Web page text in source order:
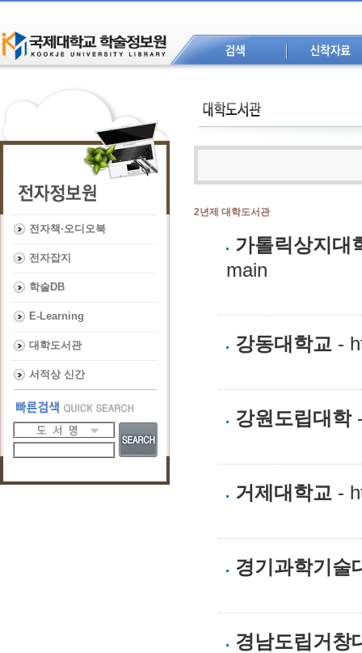
전자책·오디오북
전자잡지
학술DB
E-Learning
대학도서관
서적상 신간
2년제 대학도서관
가톨릭상지대
main
강동대학교 -
강원도립대학-
거제대학교 -
경기과학기술
경남도립거창